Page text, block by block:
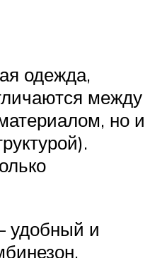
одежда,
между
но и
удобный и